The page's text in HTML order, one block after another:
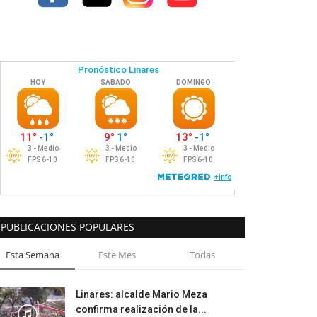
PUBLICACIONES POPULARES
Esta Semana Este Mes Todas
Linares: alcalde Mario Meza
confirma realización de la...